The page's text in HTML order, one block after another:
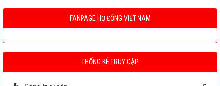
FANPAGE HỌ ĐỒNG VIỆT NAM
THỐNG KÊ TRUY CẬP